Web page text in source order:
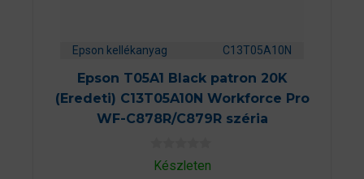
Epson kellékanyag C13T05A10N
Epson T05A1 Black patron 20K
(Eredeti) C13T05A10N Workforce Pro
WF-C878R/C879R széria
0
aKészleten